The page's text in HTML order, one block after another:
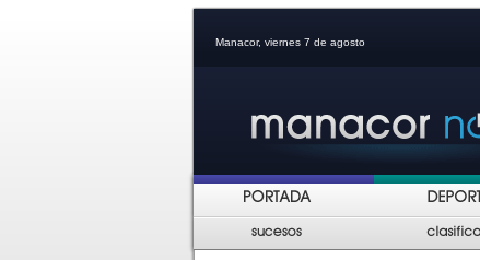
Manacor, viernes 7 de agosto